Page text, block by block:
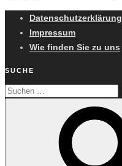
Datenschutzerklärung
Impressum
Wie finden Sie zu uns
SUCHE
Suchen